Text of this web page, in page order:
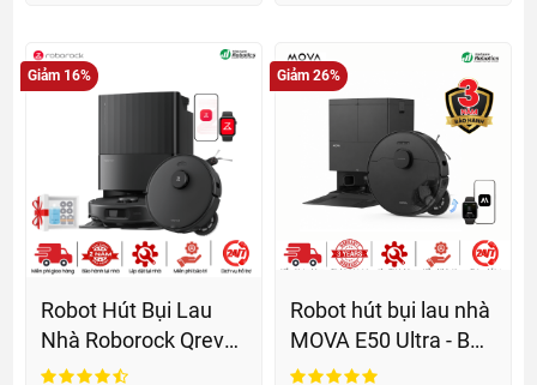
Giảm 16%
Robot Hút Bụi Lau
Nhà Roborock Qrevo
Edge 5V1 - BH 24 Th
Giảm 26%
Robot hút bụi lau nhà
MOVA E50 Ultra - BH
36 Th